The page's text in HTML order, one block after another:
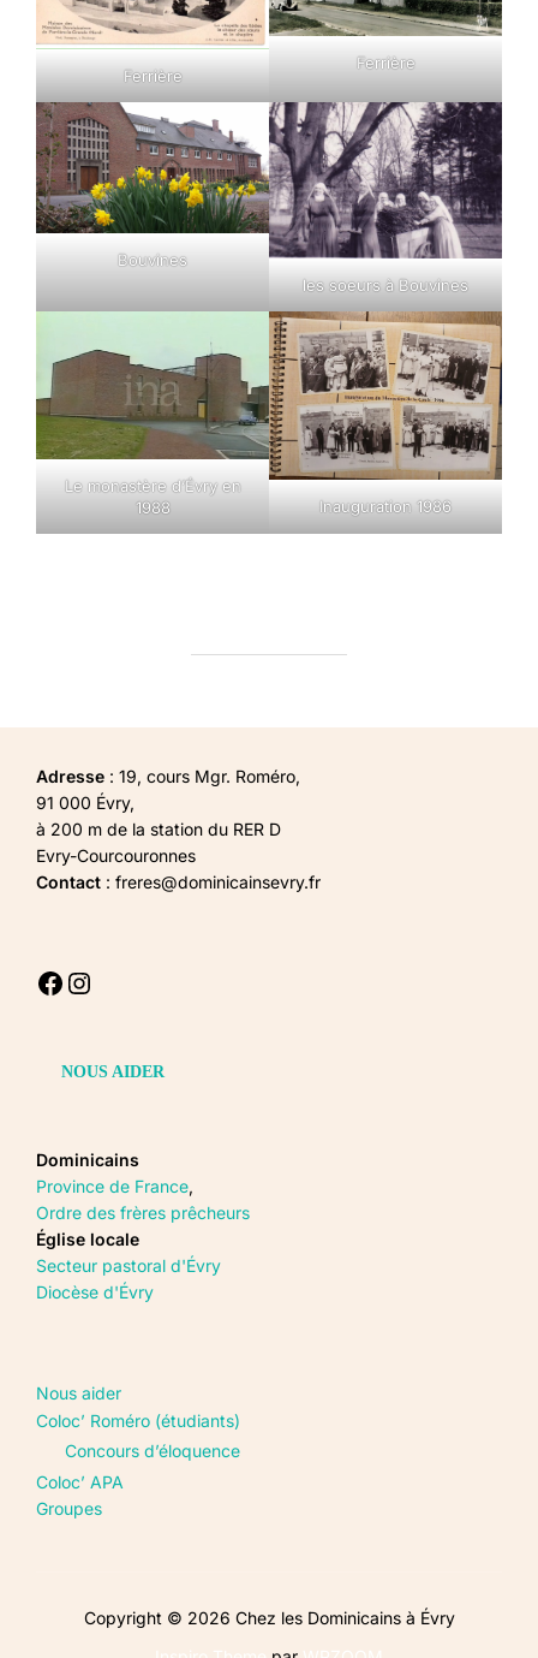
Ferrière
Ferrière
Bouvines
les soeurs à Bouvines
Le monastère d’Évry en
1988
Inauguration 1986
Adresse : 19, cours Mgr. Roméro,
91 000 Évry,
à 200 m de la station du RER D
Evry-Courcouronnes
Contact : freres@dominicainsevry.fr
Facebook
Instagram
NOUS AIDER
Dominicains
Province de France,
Ordre des frères prêcheurs
Église locale
Secteur pastoral d'Évry
Diocèse d'Évry
Nous aider
Coloc’ Roméro (étudiants)
Concours d’éloquence
Coloc’ APA
Groupes
Copyright © 2026 Chez les Dominicains à Évry